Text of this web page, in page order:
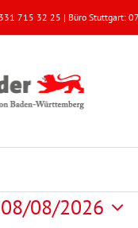
715 32 25 | Büro Stuttgart:
08/08/2026